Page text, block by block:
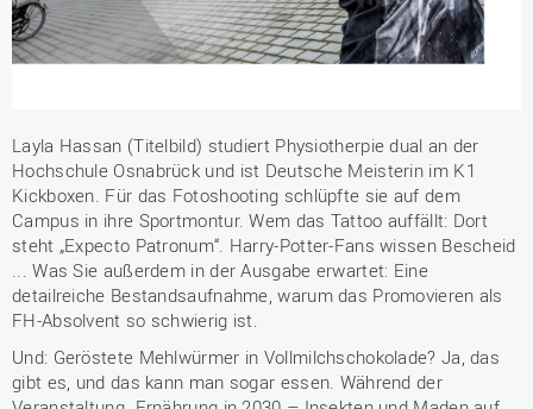
Layla Hassan (Titelbild) studiert Physiotherpie dual an der
Hochschule Osnabrück und ist Deutsche Meisterin im K1
Kickboxen. Für das Fotoshooting schlüpfte sie auf dem
Campus in ihre Sportmontur. Wem das Tattoo auffällt: Dort
steht „Expecto Patronum“. Harry-Potter-Fans wissen Bescheid
... Was Sie außerdem in der Ausgabe erwartet: Eine
detailreiche Bestandsaufnahme, warum das Promovieren als
FH-Absolvent so schwierig ist.
Und: Geröstete Mehlwürmer in Vollmilchschokolade? Ja, das
gibt es, und das kann man sogar essen. Während der